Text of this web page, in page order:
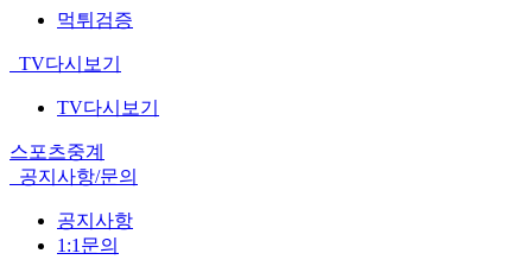
먹튀검증
TV다시보기
TV다시보기
스포츠중계
공지사항/문의
공지사항
1:1문의